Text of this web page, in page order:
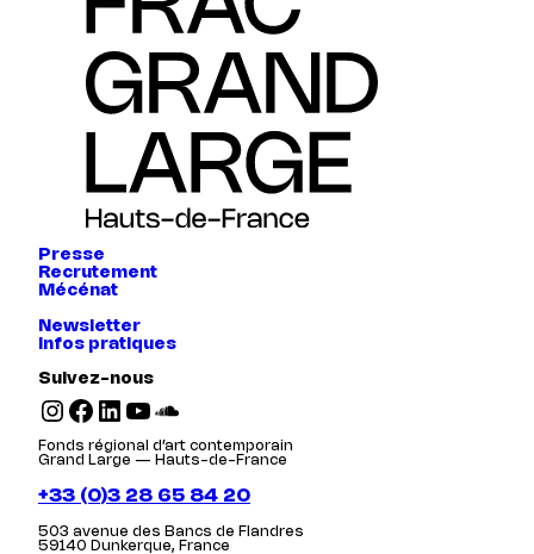
Presse
Recrutement
Mécénat
Newsletter
Infos pratiques
Suivez-nous
Instagram Facebook LinkedIn YouTube SoundCloud
Fonds régional d’art contemporain
Grand Large — Hauts-de-France
+33 (0)3 28 65 84 20
503 avenue des Bancs de Flandres
59140 Dunkerque, France